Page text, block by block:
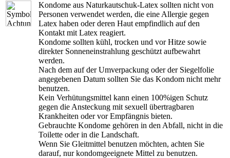
Kondome aus Naturkautschuk-Latex sollten nicht von
Personen verwendet werden, die eine Allergie gegen
Latex haben oder deren Haut empfindlich auf den
Kontakt mit Latex reagiert.
Kondome sollten kühl, trocken und vor Hitze sowie
direkter Sonneneinstrahlung geschützt aufbewahrt
werden.
Nach dem auf der Umverpackung oder der Siegelfolie
angegebenen Datum sollten Sie das Kondom nicht mehr
benutzen.
Kein Verhütungsmittel kann einen 100%igen Schutz
gegen die Ansteckung mit sexuell übertragbaren
Krankheiten oder vor Empfängnis bieten.
Gebrauchte Kondome gehören in den Abfall, nicht in die
Toilette oder in die Landschaft.
Wenn Sie Gleitmittel benutzen möchten, achten Sie
darauf, nur kondomgeeignete Mittel zu benutzen.